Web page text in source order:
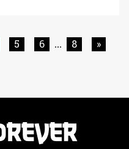
una foto che molto
5 6 ... 8 »